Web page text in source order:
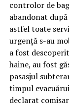
controlor de
abandonat
astfel toate
urgență s-au
a fost
haine, au fost
pasasjul
timpul
declarat